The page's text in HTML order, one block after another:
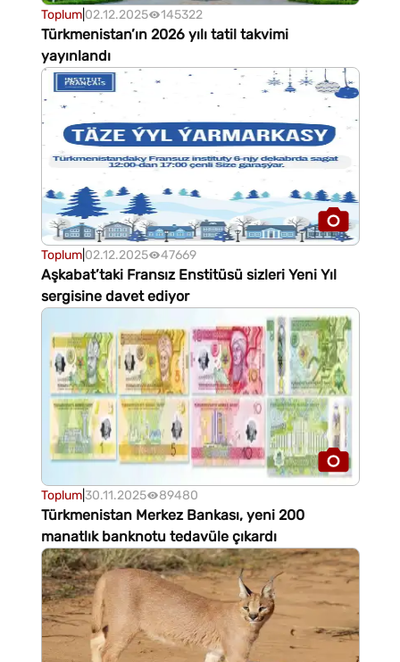
Toplum| 02.12.2025 145322
Türkmenistan’ın 2026 yılı tatil takvimi
yayınlandı
Toplum| 02.12.2025 47669
Aşkabat’taki Fransız Enstitüsü sizleri Yeni Yıl
sergisine davet ediyor
Toplum| 30.11.2025 89480
Türkmenistan Merkez Bankası, yeni 200
manatlık banknotu tedavüle çıkardı